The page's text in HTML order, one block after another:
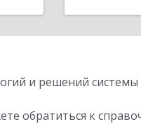
и решений
обратиться к